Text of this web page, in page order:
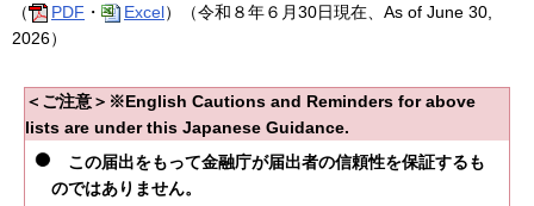
（ PDF ・ Excel）（令和８年６月30日現在、As of June 30,
2026）
＜ご注意＞※English Cautions and Reminders for above
lists are under this Japanese Guidance.
この届出をもって金融庁が届出者の信頼性を保証するも
のではありません。